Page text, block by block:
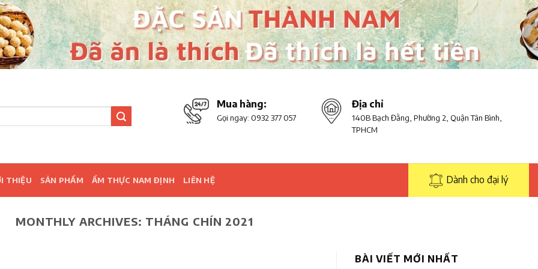
Mua hàng:
Gọi ngay: 0932 377 057
Địa chỉ
140B Bạch Đằng, Phường 2, Quận Tân Bình,
TPHCM
THIỆU SẢN PHẨM ẨM THỰC NAM ĐỊNH LIÊN HỆ Dành cho đại lý
MONTHLY ARCHIVES: THÁNG CHÍN 2021
BÀI VIẾT MỚI NHẤT